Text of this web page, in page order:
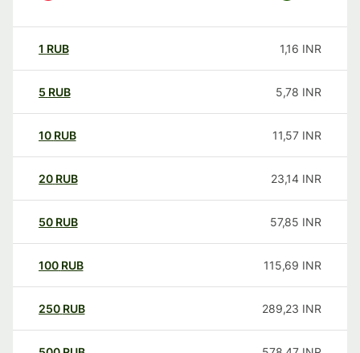
1 RUB 1,16 INR
5 RUB 5,78 INR
10 RUB 11,57 INR
20 RUB 23,14 INR
50 RUB 57,85 INR
100 RUB 115,69 INR
250 RUB 289,23 INR